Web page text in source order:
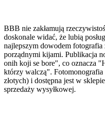
BBB nie zakłamują
doskonale widać, że lubią
najlepszym dowodem
porządnymi kijami. Publikacja
onih koji se bore", co oznacza
którzy walczą".
złotych) i dostępna jest w
sprzedaży wysyłkowej.